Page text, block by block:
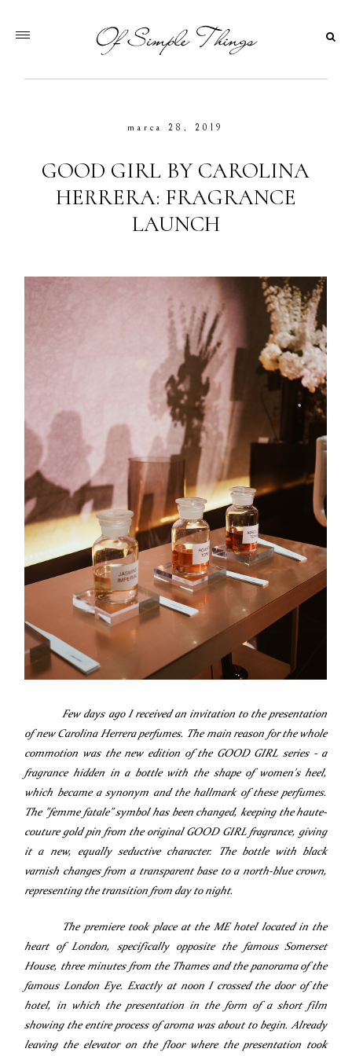
marca 28, 2019
GOOD GIRL BY CAROLINA
HERRERA: FRAGRANCE
LAUNCH
Few days ago I received an invitation to the presentation
of new Carolina Herrera perfumes. The main reason for the whole
commotion was the new edition of the GOOD GIRL series - a
fragrance hidden in a bottle with the shape of women's heel,
which became a synonym and the hallmark of these perfumes.
The "femme fatale" symbol has been changed, keeping the haute-
couture gold pin from the original GOOD GIRL fragrance, giving
it a new, equally seductive character. The bottle with black
varnish changes from a transparent base to a north-blue crown,
representing the transition from day to night.
The premiere took place at the ME hotel located in the
heart of London, specifically opposite the famous Somerset
House, three minutes from the Thames and the panorama of the
famous London Eye. Exactly at noon I crossed the door of the
hotel, in which the presentation in the form of a short film
showing the entire process of aroma was about to begin. Already
leaving the elevator on the floor where the presentation took